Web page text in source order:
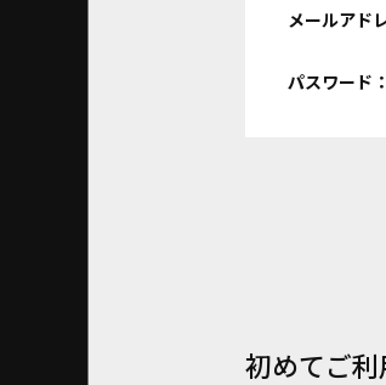
メールアド
パスワード：
初めてご